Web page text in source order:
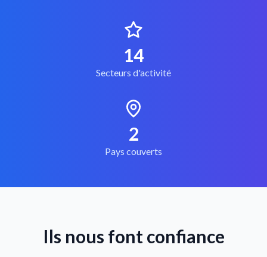
14
Secteurs d'activité
2
Pays couverts
Ils nous font confiance